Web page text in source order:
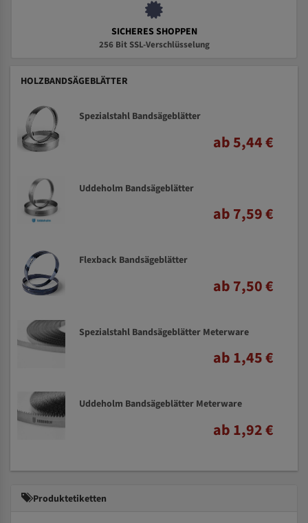
SICHERES SHOPPEN
256 Bit SSL-Verschlüsselung
HOLZBANDSÄGEBLÄTTER
Spezialstahl Bandsägeblätter
ab 5,44 €
Uddeholm Bandsägeblätter
ab 7,59 €
Flexback Bandsägeblätter
ab 7,50 €
Spezialstahl Bandsägeblätter Meterware
ab 1,45 €
Uddeholm Bandsägeblätter Meterware
ab 1,92 €
Produktetiketten